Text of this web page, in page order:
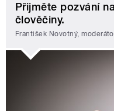
Přijměte pozvání
člověčiny.
František Novotný,